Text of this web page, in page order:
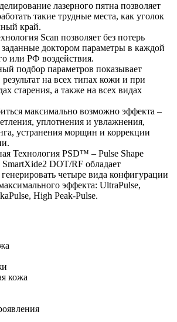
лазерного пятна позволяет
такие трудные места, как уголок
край.
Scan позволяет без потерь
доктором параметры в каждой
или РФ воздействия.
подбор параметров показывает
на всех типах кожи и при
старения, а также на всех видах
максимально возможно эффекта –
уплотнения и увлажнения,
устранения морщин и коррекции
Технология PSD™ – Pulse Shape
SmartXide2 DOT/RF обладает
четыре вида конфигурации
эффекта: UltraPulse,
High Peak-Pulse.
кожа